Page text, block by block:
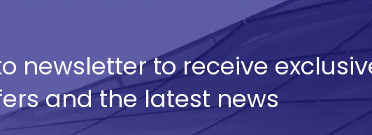
newsletter to receive
and the latest news